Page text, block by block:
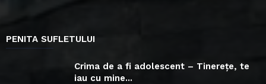
PENITA SUFLETULUI
Crima de a fi adolescent – Tinerețe, te
iau cu mine...